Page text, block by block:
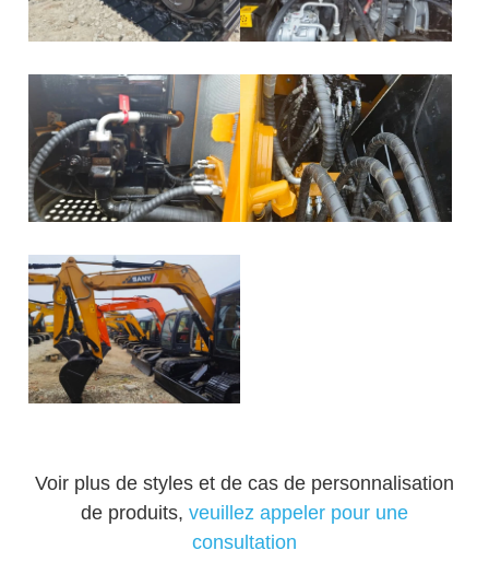
Voir plus de styles et de cas de personnalisation
de produits, veuillez appeler pour une
consultation